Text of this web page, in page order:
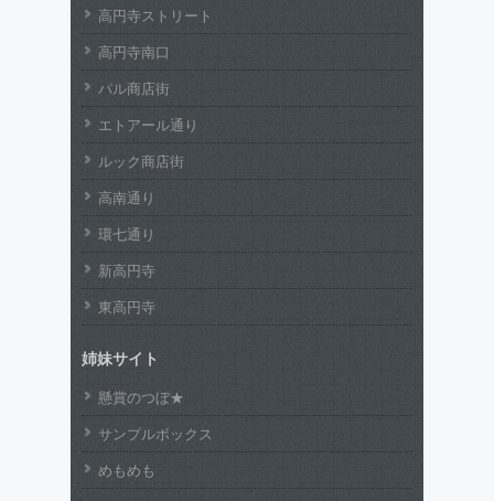
高円寺ストリート
高円寺南口
パル商店街
エトアール通り
ルック商店街
高南通り
環七通り
新高円寺
東高円寺
姉妹サイト
懸賞のつぼ★
サンプルボックス
めもめも